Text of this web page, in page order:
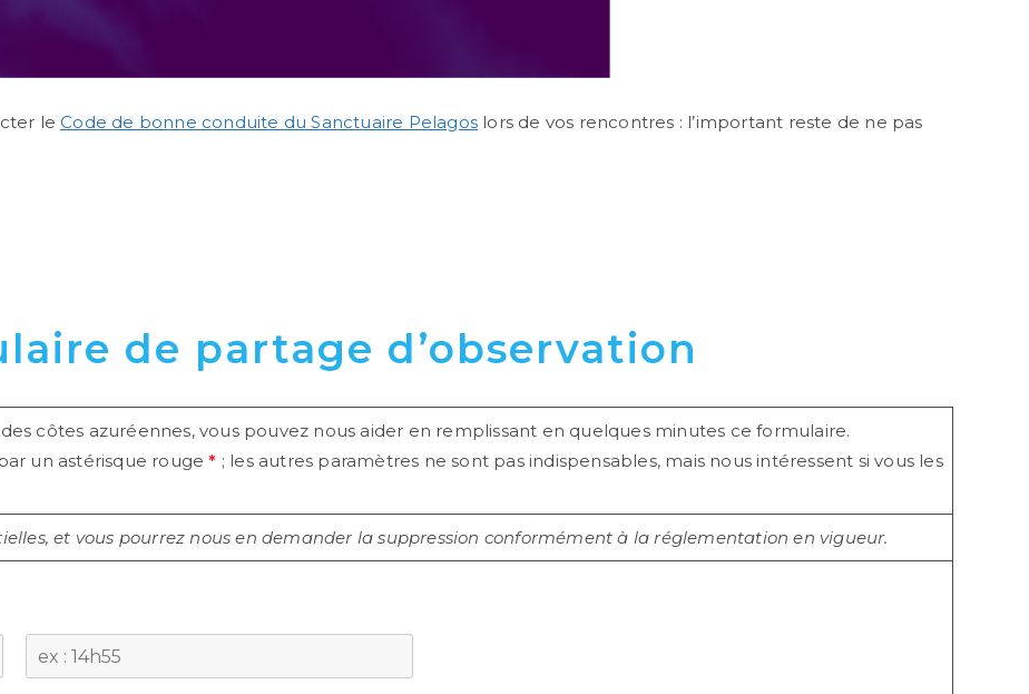
le Code de bonne conduite du Sanctuaire Pelagos lors de vos rencontres : l’important reste de ne pas
de partage d’observation
côtes azuréennes, vous pouvez nous aider en remplissant en quelques minutes ce formulaire.
un astérisque rouge* ; les autres paramètres ne sont pas indispensables, mais nous intéressent si vous les
et vous pourrez nous en demander la suppression conformément à la réglementation en vigueur.